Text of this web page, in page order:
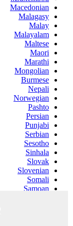
Macedonian
Malagasy
Malay
Malayalam
Maltese
Maori
Marathi
Mongolian
Burmese
Nepali
Norwegian
Pashto
Persian
Punjabi
Serbian
Sesotho
Sinhala
Slovak
Slovenian
Somali
Samoan